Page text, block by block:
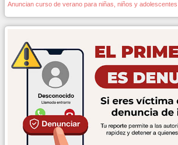
Anuncian curso de verano para niñas, niños y adolescentes